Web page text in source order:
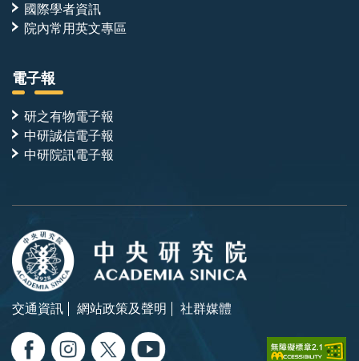
國際學者資訊
院內常用英文專區
電子報
研之有物電子報
中研誠信電子報
中研院訊電子報
交通資訊 網站政策及聲明 社群媒體